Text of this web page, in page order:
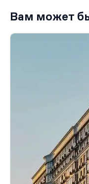
Вам может